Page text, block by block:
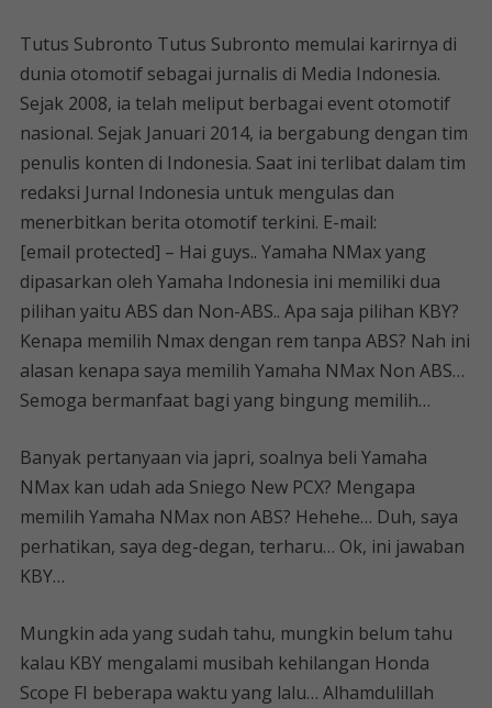
Tutus Subronto Tutus Subronto memulai karirnya di
dunia otomotif sebagai jurnalis di Media Indonesia.
Sejak 2008, ia telah meliput berbagai event otomotif
nasional. Sejak Januari 2014, ia bergabung dengan tim
penulis konten di Indonesia. Saat ini terlibat dalam tim
redaksi Jurnal Indonesia untuk mengulas dan
menerbitkan berita otomotif terkini. E-mail:
[email protected] – Hai guys.. Yamaha NMax yang
dipasarkan oleh Yamaha Indonesia ini memiliki dua
pilihan yaitu ABS dan Non-ABS.. Apa saja pilihan KBY?
Kenapa memilih Nmax dengan rem tanpa ABS? Nah ini
alasan kenapa saya memilih Yamaha NMax Non ABS…
Semoga bermanfaat bagi yang bingung memilih…
Banyak pertanyaan via japri, soalnya beli Yamaha
NMax kan udah ada Sniego New PCX? Mengapa
memilih Yamaha NMax non ABS? Hehehe… Duh, saya
perhatikan, saya deg-degan, terharu… Ok, ini jawaban
KBY…
Mungkin ada yang sudah tahu, mungkin belum tahu
kalau KBY mengalami musibah kehilangan Honda
Scope FI beberapa waktu yang lalu… Alhamdulillah